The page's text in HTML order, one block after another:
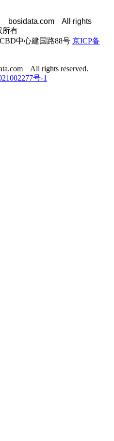
bosidata.com All rights
所有
中心建国路88号 京ICP备
All rights reserved.
号-1